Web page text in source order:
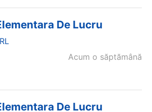
De Lucru
Acum o săptămână
De Lucru